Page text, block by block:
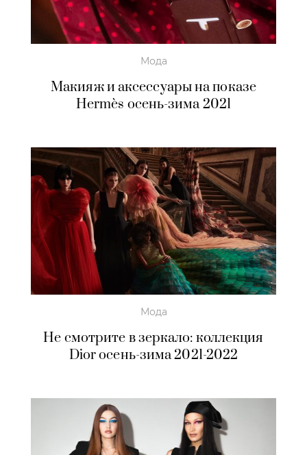
Мода
Макияж и аксессуары на показе
Hermès осень-зима 2021
Мода
Не смотрите в зеркало: коллекция
Dior осень-зима 2021-2022